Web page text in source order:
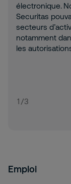
électronique.
Securitas
secteurs
notamment
les
1 /3
Emploi